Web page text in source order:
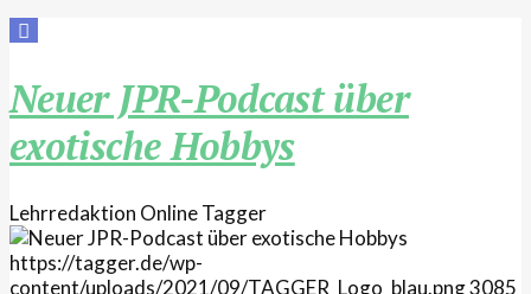
Neuer JPR-Podcast über
exotische Hobbys
Lehrredaktion OnlineTagger
https://tagger.de/wp-
content/uploads/2021/09/TAGGER_Logo_blau.png3085